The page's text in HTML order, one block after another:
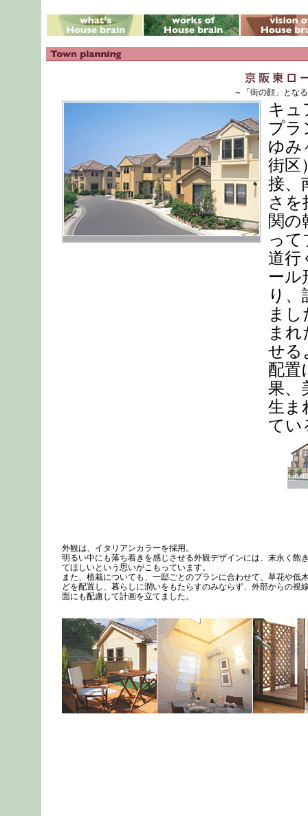
～「街の顔」とな
キュ
プラ
ゆみ
街区
接、
さを
関の
って
道行
ール
り
ま
ま
せる
配置
果、
生ま
てい
外観は、イタリアンカラーを採用。
明るい中にも落ち着きを感じさせる外観デザインには、末永く飽
てほしいという思いがこもっています。
また、植栽についても、一邸ごとのプランに合わせて、草花や低
どを配置し、暮らしに潤いをもたらすのみならず、外部からの視
面にも配慮して計画を立てました。